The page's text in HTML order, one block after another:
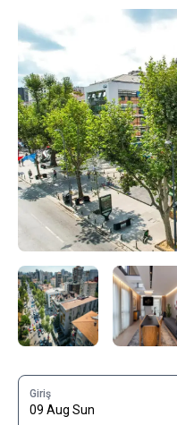
Giriş
09 Aug Sun